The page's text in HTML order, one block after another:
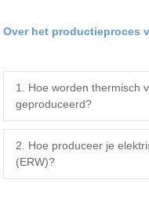
Over het productieproces
1. Hoe worden thermisch
geproduceerd?
2. Hoe produceer je
(ERW)?